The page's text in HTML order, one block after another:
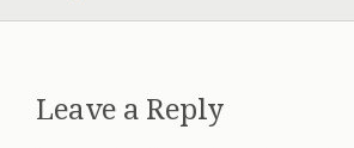
Leave a Reply